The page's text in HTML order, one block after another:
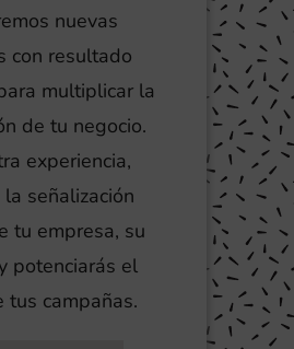
nuevas
con resultado
multiplicar la
de tu negocio.
experiencia,
señalización
tu empresa, su
potenciarás el
tus campañas.